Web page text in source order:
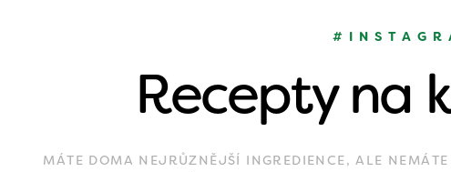
Recepty na
MÁTE DOMA NEJRŮZNĚJŠÍ INGREDIENCE, ALE